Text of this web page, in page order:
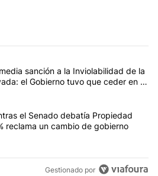
con más comentarios en los
el título "El Senado dio media
sanción a la Inviolabilidad de la
el Gobierno tuvo que ceder en la
del Fuego
el título "Encuesta, mientras el
el Senado debatía Propiedad
reclama un cambio de gobierno
Gestionado por